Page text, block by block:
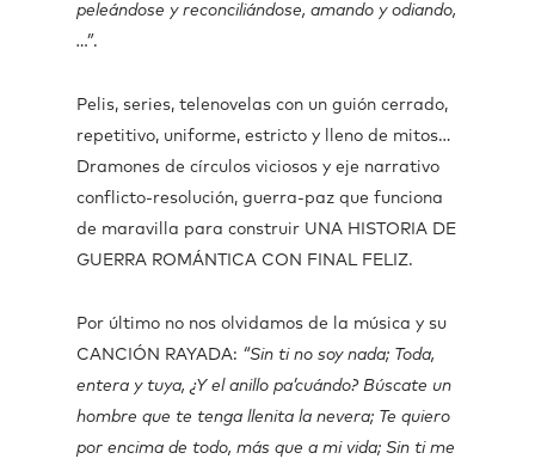
peleándose y reconciliándose, amando y odiando,
…”.
Pelis, series, telenovelas con un guión cerrado,
repetitivo, uniforme, estricto y lleno de mitos…
Dramones de círculos viciosos y eje narrativo
conflicto-resolución, guerra-paz que funciona
de maravilla para construir UNA HISTORIA DE
GUERRA ROMÁNTICA CON FINAL FELIZ.
Por último no nos olvidamos de la música y su
CANCIÓN RAYADA: “Sin ti no soy nada; Toda,
entera y tuya, ¿Y el anillo pa’cuándo? Búscate un
hombre que te tenga llenita la nevera; Te quiero
por encima de todo, más que a mi vida; Sin ti me